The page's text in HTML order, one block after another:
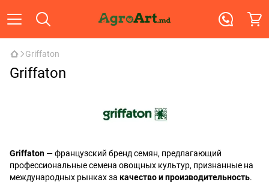
Griffaton
Griffaton
Griffaton — французский бренд семян, предлагающий
профессиональные семена овощных культур, признанные на
международных рынках за качество и производительность.